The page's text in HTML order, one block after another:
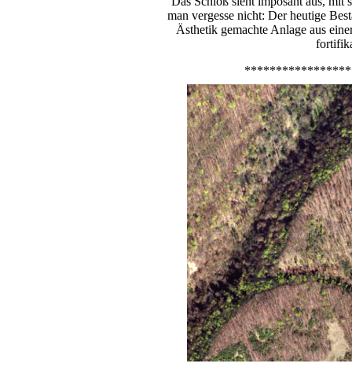
man vergesse nicht: Der heutige
Ästhetik gemachte Anlage aus